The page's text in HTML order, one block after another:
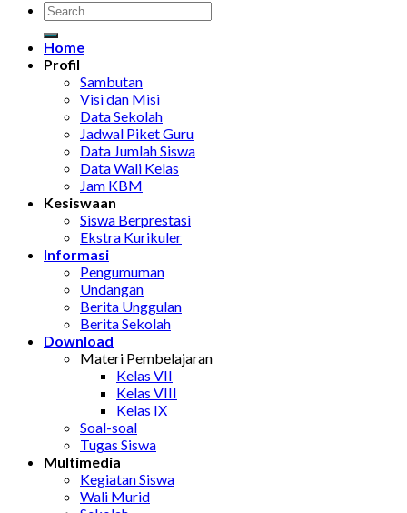
Home
Profil
Sambutan
Visi dan Misi
Data Sekolah
Jadwal Piket Guru
Data Jumlah Siswa
Data Wali Kelas
Jam KBM
Kesiswaan
Siswa Berprestasi
Ekstra Kurikuler
Informasi
Pengumuman
Undangan
Berita Unggulan
Berita Sekolah
Download
Materi Pembelajaran
Kelas VII
Kelas VIII
Kelas IX
Soal-soal
Tugas Siswa
Multimedia
Kegiatan Siswa
Wali Murid